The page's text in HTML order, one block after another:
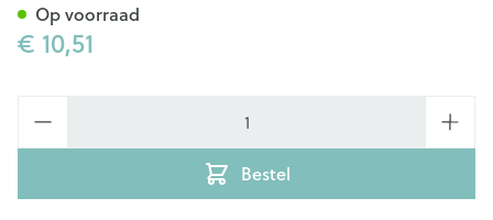
€ 10,51
Bestel
Op voorraad